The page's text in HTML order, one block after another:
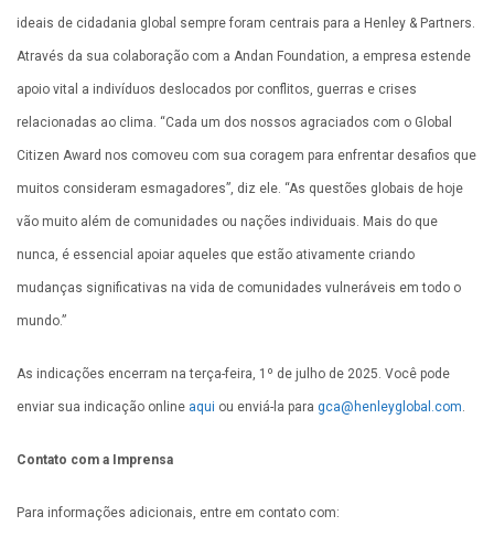
ideais de cidadania global sempre foram centrais para a Henley & Partners.
Através da sua colaboração com a Andan Foundation, a empresa estende
apoio vital a indivíduos deslocados por conflitos, guerras e crises
relacionadas ao clima. “Cada um dos nossos agraciados com o Global
Citizen Award nos comoveu com sua coragem para enfrentar desafios que
muitos consideram esmagadores”, diz ele. “As questões globais de hoje
vão muito além de comunidades ou nações individuais. Mais do que
nunca, é essencial apoiar aqueles que estão ativamente criando
mudanças significativas na vida de comunidades vulneráveis em todo o
mundo.”
As indicações encerram na terça-feira, 1º de julho de 2025. Você pode
enviar sua indicação online aqui ou enviá-la para gca@henleyglobal.com.
Contato com a Imprensa
Para informações adicionais, entre em contato com: